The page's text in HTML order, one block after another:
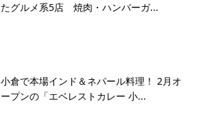
たグルメ系5店 焼肉・ハンバーガ...
小倉で本場インド＆ネパール料理！ 2月オ
ープンの「エベレストカレー 小...